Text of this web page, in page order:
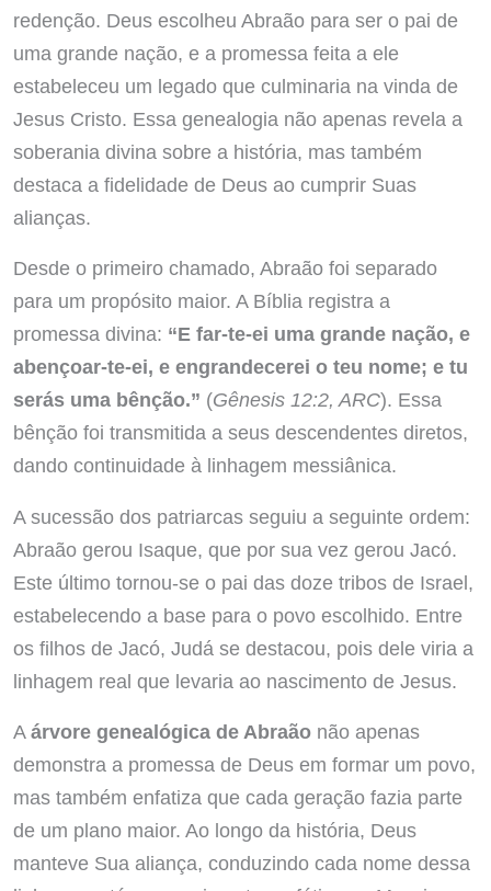
redenção. Deus escolheu Abraão para ser o pai de
uma grande nação, e a promessa feita a ele
estabeleceu um legado que culminaria na vinda de
Jesus Cristo. Essa genealogia não apenas revela a
soberania divina sobre a história, mas também
destaca a fidelidade de Deus ao cumprir Suas
alianças.
Desde o primeiro chamado, Abraão foi separado
para um propósito maior. A Bíblia registra a
promessa divina: “E far-te-ei uma grande nação, e
abençoar-te-ei, e engrandecerei o teu nome; e tu
serás uma bênção.” (Gênesis 12:2, ARC). Essa
bênção foi transmitida a seus descendentes diretos,
dando continuidade à linhagem messiânica.
A sucessão dos patriarcas seguiu a seguinte ordem:
Abraão gerou Isaque, que por sua vez gerou Jacó.
Este último tornou-se o pai das doze tribos de Israel,
estabelecendo a base para o povo escolhido. Entre
os filhos de Jacó, Judá se destacou, pois dele viria a
linhagem real que levaria ao nascimento de Jesus.
Aárvore genealógica de Abraãonão apenas
demonstra a promessa de Deus em formar um povo,
mas também enfatiza que cada geração fazia parte
de um plano maior. Ao longo da história, Deus
manteve Sua aliança, conduzindo cada nome dessa